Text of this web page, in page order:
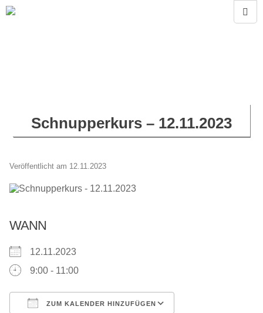
Schnupperkurs – 12.11.2023
Veröffentlicht am 12.11.2023
WANN
12.11.2023
9:00 - 11:00
ZUM KALENDER HINZUFÜGEN